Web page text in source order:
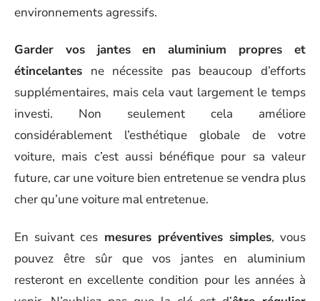
environnements agressifs.
Garder vos jantes en aluminium propres et
étincelantes ne nécessite pas beaucoup d’efforts
supplémentaires, mais cela vaut largement le temps
investi. Non seulement cela améliore
considérablement l’esthétique globale de votre
voiture, mais c’est aussi bénéfique pour sa valeur
future, car une voiture bien entretenue se vendra plus
cher qu’une voiture mal entretenue.
En suivant ces mesures préventives simples, vous
pouvez être sûr que vos jantes en aluminium
resteront en excellente condition pour les années à